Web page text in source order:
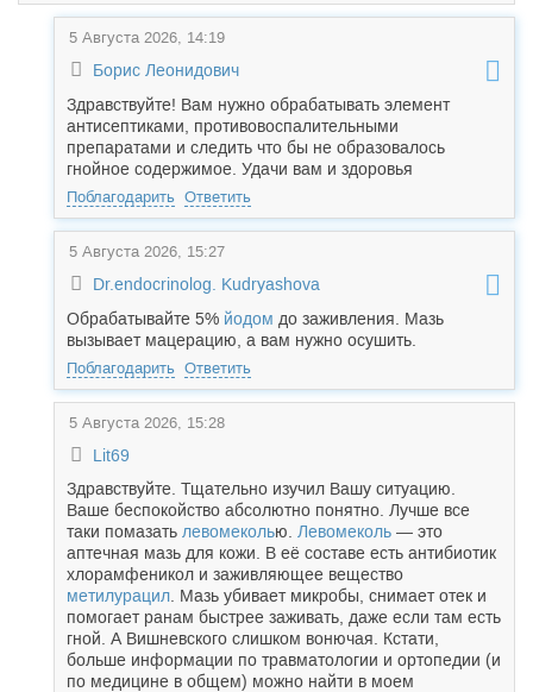
5 Августа 2026, 14:19
Борис Леонидович
Здравствуйте! Вам нужно обрабатывать элемент
антисептиками, противовоспалительными
препаратами и следить что бы не образовалось
гнойное содержимое. Удачи вам и здоровья
Поблагодарить Ответить
5 Августа 2026, 15:27
Dr.endocrinolog. Kudryashova
Обрабатывайте 5% йодом до заживления. Мазь
вызывает мацерацию, а вам нужно осушить.
Поблагодарить Ответить
5 Августа 2026, 15:28
Lit69
Здравствуйте. Тщательно изучил Вашу ситуацию.
Ваше беспокойство абсолютно понятно. Лучше все
таки помазать левомеколью. Левомеколь — это
аптечная мазь для кожи. В её составе есть антибиотик
хлорамфеникол и заживляющее вещество
метилурацил . Мазь убивает микробы, снимает отек и
помогает ранам быстрее заживать, даже если там есть
гной. А Вишневского слишком вонючая. Кстати,
больше информации по травматологии и ортопедии (и
по медицине в общем) можно найти в моем